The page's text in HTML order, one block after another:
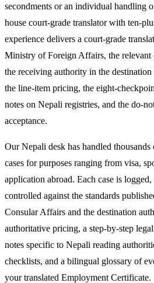
secondments or an individual handling
house court-grade translator with ten-
experience delivers a court-grade
Ministry of Foreign Affairs, the relevant
the receiving authority in the
the line-item pricing, the eight-
notes on Nepali registries, and the do-
acceptance.
Our Nepali desk has handled
cases for purposes ranging from visa,
application abroad. Each case is
controlled against the standards
Consular Affairs and the destination
authoritative pricing, a step-by-step
notes specific to Nepali reading
checklists, and a bilingual glossary of
your translated Employment Certificate.